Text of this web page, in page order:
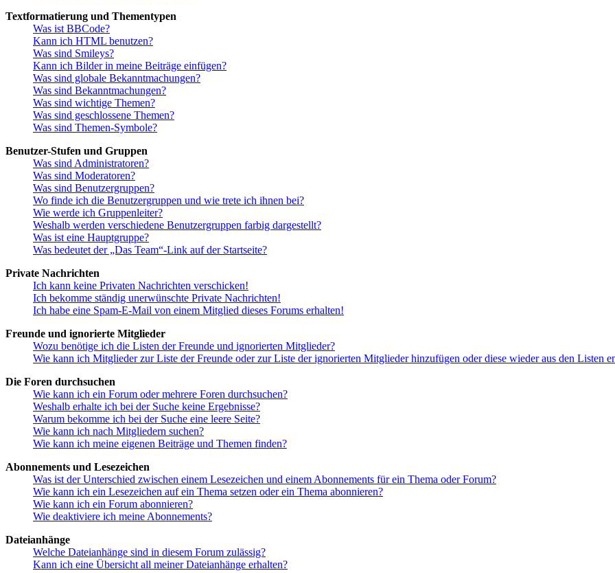
Textformatierung und Thementypen
Was ist BBCode?
Kann ich HTML benutzen?
Was sind Smileys?
Kann ich Bilder in meine Beiträge einfügen?
Was sind globale Bekanntmachungen?
Was sind Bekanntmachungen?
Was sind wichtige Themen?
Was sind geschlossene Themen?
Was sind Themen-Symbole?
Benutzer-Stufen und Gruppen
Was sind Administratoren?
Was sind Moderatoren?
Was sind Benutzergruppen?
Wo finde ich die Benutzergruppen und wie trete ich ihnen bei?
Wie werde ich Gruppenleiter?
Weshalb werden verschiedene Benutzergruppen farbig dargestellt?
Was ist eine Hauptgruppe?
Was bedeutet der „Das Team“-Link auf der Startseite?
Private Nachrichten
Ich kann keine Privaten Nachrichten verschicken!
Ich bekomme ständig unerwünschte Private Nachrichten!
Ich habe eine Spam-E-Mail von einem Mitglied dieses Forums erhalten!
Freunde und ignorierte Mitglieder
Wozu benötige ich die Listen der Freunde und ignorierten Mitglieder?
Wie kann ich Mitglieder zur Liste der Freunde oder zur Liste der ignorierten Mitglieder hinzufügen oder diese wieder aus den Listen
Die Foren durchsuchen
Wie kann ich ein Forum oder mehrere Foren durchsuchen?
Weshalb erhalte ich bei der Suche keine Ergebnisse?
Warum bekomme ich bei der Suche eine leere Seite?
Wie kann ich nach Mitgliedern suchen?
Wie kann ich meine eigenen Beiträge und Themen finden?
Abonnements und Lesezeichen
Was ist der Unterschied zwischen einem Lesezeichen und einem Abonnements für ein Thema oder Forum?
Wie kann ich ein Lesezeichen auf ein Thema setzen oder ein Thema abonnieren?
Wie kann ich ein Forum abonnieren?
Wie deaktiviere ich meine Abonnements?
Dateianhänge
Welche Dateianhänge sind in diesem Forum zulässig?
Kann ich eine Übersicht all meiner Dateianhänge erhalten?